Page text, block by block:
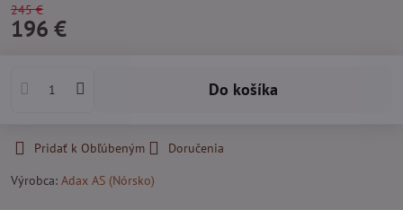
245 €
196 €
Do košíka
Pridať k Obľúbeným
Doručenia
Výrobca: Adax AS (Nórsko)